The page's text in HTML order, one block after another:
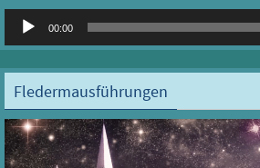
Audio-
00:00
Fledermausführungen
Video-
Player